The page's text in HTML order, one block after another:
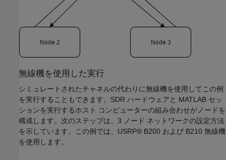
無線機を使用した実行
シミュレートされたチャネルの代わりに無線機を使用してこの例
を実行することもできます。SDR ハードウェアと MATLAB セッ
ションを実行するホスト コンピューターの組み合わせがノードを
構成します。次のステップは、3 ノード ネットワークの設定方法
を示しています。この例では、USRP® B200 および B210 無線機
を使用します。